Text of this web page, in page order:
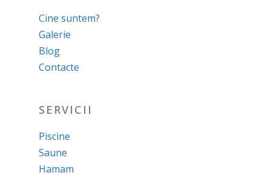
Cine suntem?
Galerie
Blog
Contacte
SERVICII
Piscine
Saune
Hamam